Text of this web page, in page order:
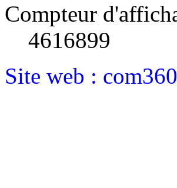
Compteur
4616899
Site web :